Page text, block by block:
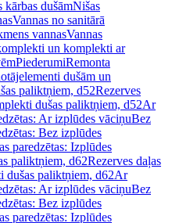
kārbas dušāmNišas
Vannas no sanitārā
vannasVannas
un komplekti ar
PiederumiRemonta
dušām un
paliktņiem, d52Rezerves
dušas paliktņiem, d52Ar
Ar izplūdes vāciņuBez
Bez izplūdes
paredzētas: Izplūdes
paliktņiem, d62Rezerves daļas
dušas paliktņiem, d62Ar
Ar izplūdes vāciņuBez
Bez izplūdes
paredzētas: Izplūdes